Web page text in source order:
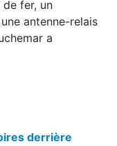
fer, un
antenne-relais
a
derrière